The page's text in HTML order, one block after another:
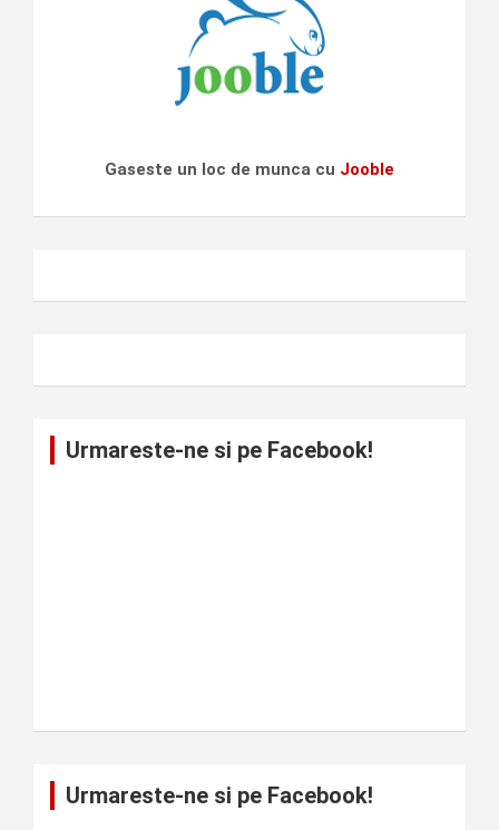
Gaseste un loc de munca cu Jooble
Urmareste-ne si pe Facebook!
Urmareste-ne si pe Facebook!